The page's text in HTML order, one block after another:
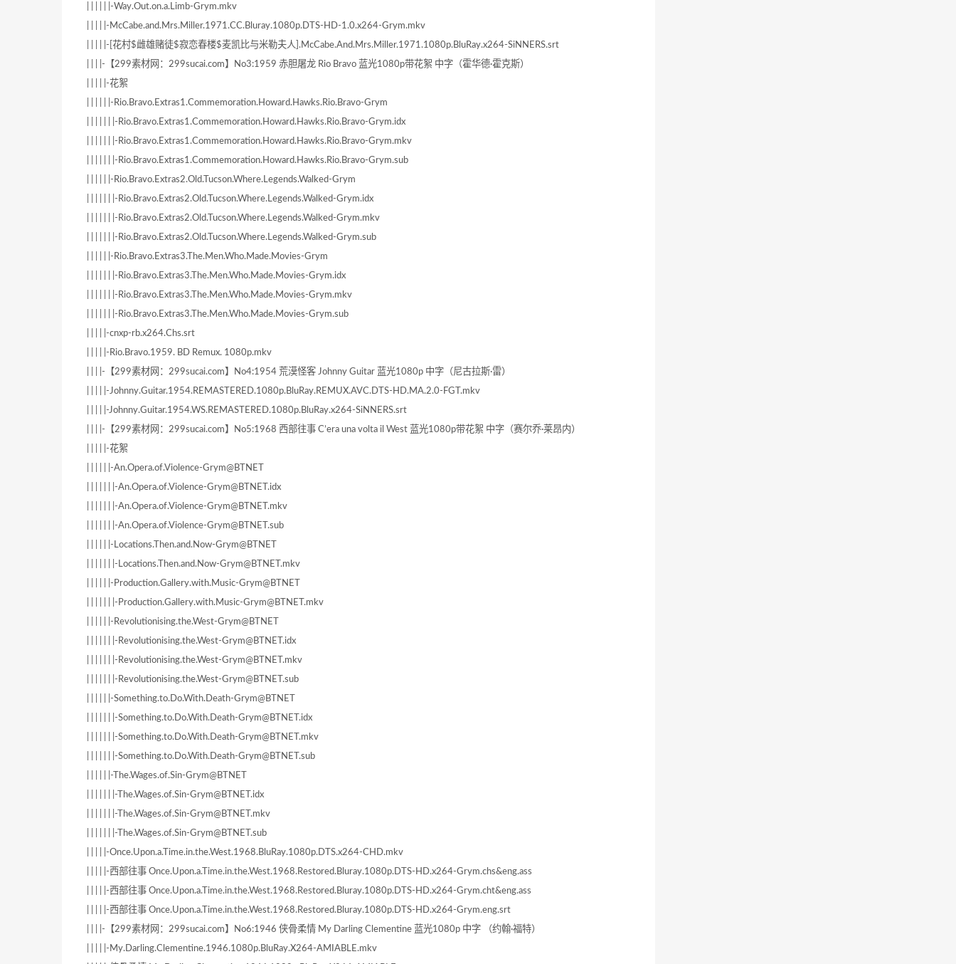
| | | | | |-Way.Out.on.a.Limb-Grym.mkv
| | | | |-McCabe.and.Mrs.Miller.1971.CC.Bluray.1080p.DTS-HD-1.0.x264-Grym.mkv
| | | | |-[花村$雌雄赌徒$寂恋春楼$麦凯比与米勒夫人].McCabe.And.Mrs.Miller.1971.1080p.BluRay.x264-SiNNERS.srt
| | | |-【299素材网：299sucai.com】No3:1959 赤胆屠龙 Rio Bravo 蓝光1080p带花絮 中字（霍华德·霍克斯）
| | | | |-花絮
| | | | | |-Rio.Bravo.Extras1.Commemoration.Howard.Hawks.Rio.Bravo-Grym
| | | | | | |-Rio.Bravo.Extras1.Commemoration.Howard.Hawks.Rio.Bravo-Grym.idx
| | | | | | |-Rio.Bravo.Extras1.Commemoration.Howard.Hawks.Rio.Bravo-Grym.mkv
| | | | | | |-Rio.Bravo.Extras1.Commemoration.Howard.Hawks.Rio.Bravo-Grym.sub
| | | | | |-Rio.Bravo.Extras2.Old.Tucson.Where.Legends.Walked-Grym
| | | | | | |-Rio.Bravo.Extras2.Old.Tucson.Where.Legends.Walked-Grym.idx
| | | | | | |-Rio.Bravo.Extras2.Old.Tucson.Where.Legends.Walked-Grym.mkv
| | | | | | |-Rio.Bravo.Extras2.Old.Tucson.Where.Legends.Walked-Grym.sub
| | | | | |-Rio.Bravo.Extras3.The.Men.Who.Made.Movies-Grym
| | | | | | |-Rio.Bravo.Extras3.The.Men.Who.Made.Movies-Grym.idx
| | | | | | |-Rio.Bravo.Extras3.The.Men.Who.Made.Movies-Grym.mkv
| | | | | | |-Rio.Bravo.Extras3.The.Men.Who.Made.Movies-Grym.sub
| | | | |-cnxp-rb.x264.Chs.srt
| | | | |-Rio.Bravo.1959. BD Remux. 1080p.mkv
| | | |-【299素材网：299sucai.com】No4:1954 荒漠怪客 Johnny Guitar 蓝光1080p 中字（尼古拉斯·雷）
| | | | |-Johnny.Guitar.1954.REMASTERED.1080p.BluRay.REMUX.AVC.DTS-HD.MA.2.0-FGT.mkv
| | | | |-Johnny.Guitar.1954.WS.REMASTERED.1080p.BluRay.x264-SiNNERS.srt
| | | |-【299素材网：299sucai.com】No5:1968 西部往事 C’era una volta il West 蓝光1080p带花絮 中字（赛尔乔·莱昂内）
| | | | |-花絮
| | | | | |-An.Opera.of.Violence-Grym@BTNET
| | | | | | |-An.Opera.of.Violence-Grym@BTNET.idx
| | | | | | |-An.Opera.of.Violence-Grym@BTNET.mkv
| | | | | | |-An.Opera.of.Violence-Grym@BTNET.sub
| | | | | |-Locations.Then.and.Now-Grym@BTNET
| | | | | | |-Locations.Then.and.Now-Grym@BTNET.mkv
| | | | | |-Production.Gallery.with.Music-Grym@BTNET
| | | | | | |-Production.Gallery.with.Music-Grym@BTNET.mkv
| | | | | |-Revolutionising.the.West-Grym@BTNET
| | | | | | |-Revolutionising.the.West-Grym@BTNET.idx
| | | | | | |-Revolutionising.the.West-Grym@BTNET.mkv
| | | | | | |-Revolutionising.the.West-Grym@BTNET.sub
| | | | | |-Something.to.Do.With.Death-Grym@BTNET
| | | | | | |-Something.to.Do.With.Death-Grym@BTNET.idx
| | | | | | |-Something.to.Do.With.Death-Grym@BTNET.mkv
| | | | | | |-Something.to.Do.With.Death-Grym@BTNET.sub
| | | | | |-The.Wages.of.Sin-Grym@BTNET
| | | | | | |-The.Wages.of.Sin-Grym@BTNET.idx
| | | | | | |-The.Wages.of.Sin-Grym@BTNET.mkv
| | | | | | |-The.Wages.of.Sin-Grym@BTNET.sub
| | | | |-Once.Upon.a.Time.in.the.West.1968.BluRay.1080p.DTS.x264-CHD.mkv
| | | | |-西部往事 Once.Upon.a.Time.in.the.West.1968.Restored.Bluray.1080p.DTS-HD.x264-Grym.chs&eng.ass
| | | | |-西部往事 Once.Upon.a.Time.in.the.West.1968.Restored.Bluray.1080p.DTS-HD.x264-Grym.cht&eng.ass
| | | | |-西部往事 Once.Upon.a.Time.in.the.West.1968.Restored.Bluray.1080p.DTS-HD.x264-Grym.eng.srt
| | | |-【299素材网：299sucai.com】No6:1946 侠骨柔情 My Darling Clementine 蓝光1080p 中字 （约翰·福特）
| | | | |-My.Darling.Clementine.1946.1080p.BluRay.X264-AMIABLE.mkv